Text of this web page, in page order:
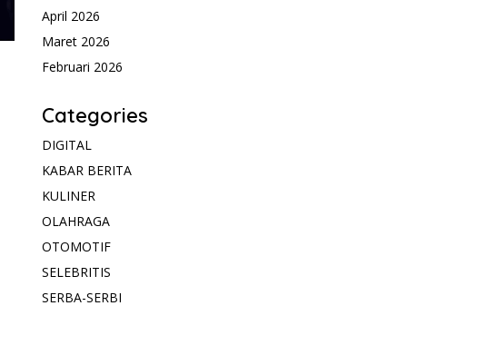
April 2026
Maret 2026
Februari 2026
Categories
DIGITAL
KABAR BERITA
KULINER
OLAHRAGA
OTOMOTIF
SELEBRITIS
SERBA-SERBI